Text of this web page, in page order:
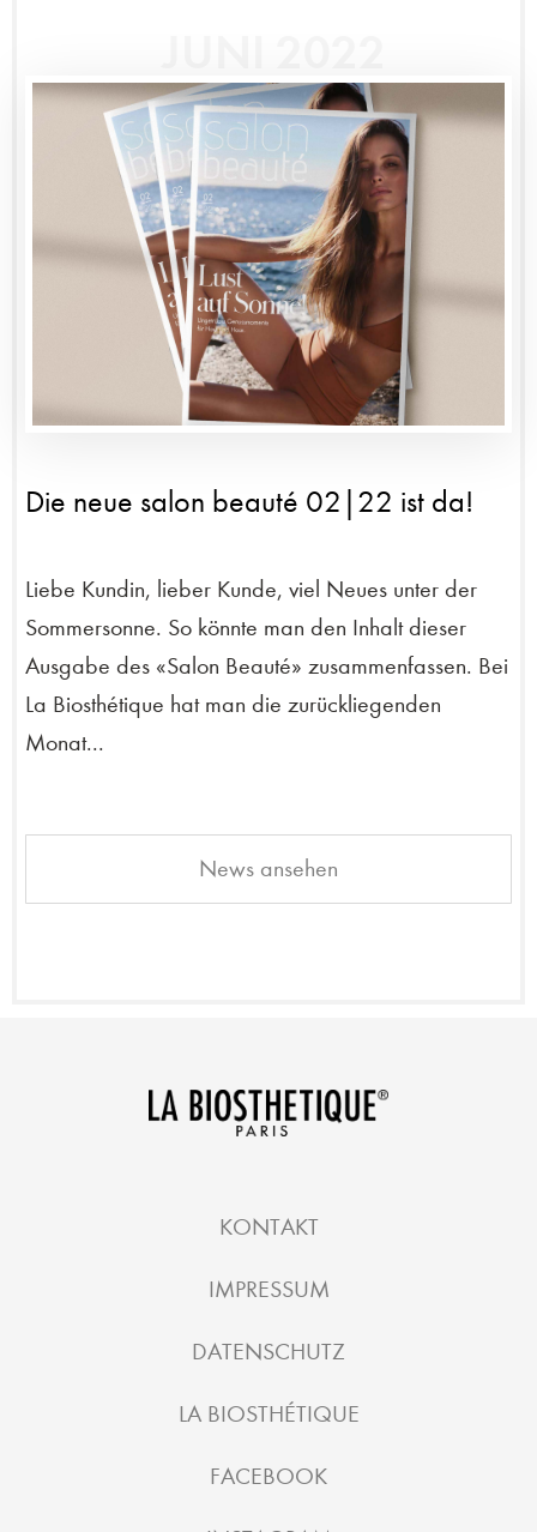
Die neue salon beauté 02|22 ist da!
Liebe Kundin, lieber Kunde, viel Neues unter der
Sommersonne. So könnte man den Inhalt dieser
Ausgabe des «Salon Beauté» zusammenfassen. Bei
La Biosthétique hat man die zurückliegenden
Monat...
News ansehen
KONTAKT
IMPRESSUM
DATENSCHUTZ
LA BIOSTHÉTIQUE
FACEBOOK